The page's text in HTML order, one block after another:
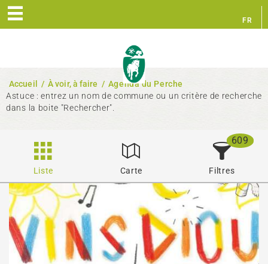
FR
Accueil / À voir, à faire / Agenda du Perche
Astuce : entrez un nom de commune ou un critère de recherche
dans la boite "Rechercher".
Liste Carte Filtres
609